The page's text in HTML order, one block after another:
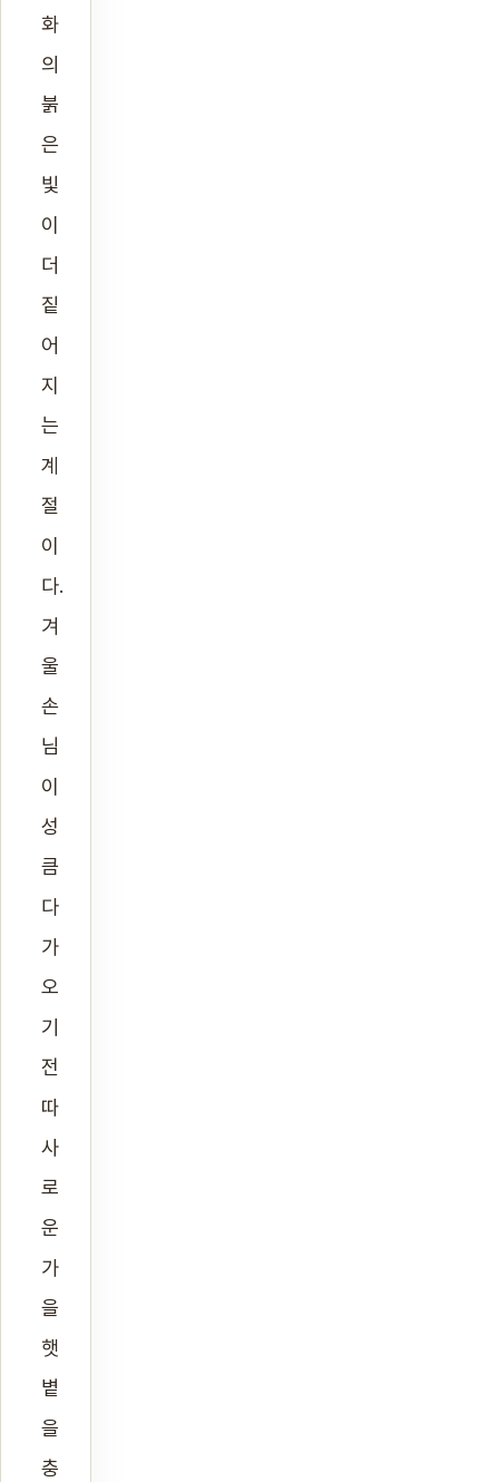
화
의
붉
은
빛
이
더
짙
어
지
는
계
절
이
다.
겨
울
손
님
이
성
큼
다
가
오
기
전
따
사
로
운
가
을
햇
볕
을
충